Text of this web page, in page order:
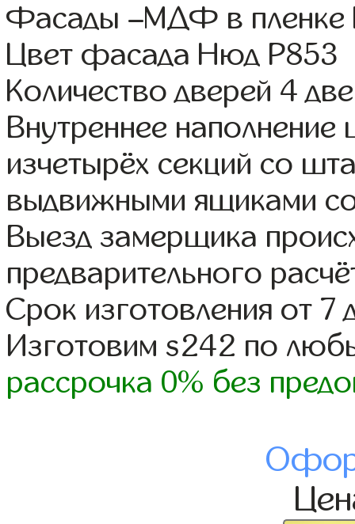
Фасады –МДФ в пленке
Цвет фасада Нюд Р853
Количество дверей 4
Внутреннее
изчетырёх секций со
выдвижными ящиками
Выезд замерщика
предварительного
Срок изготовления от 7
Изготовим s242 по
рассрочка 0% без